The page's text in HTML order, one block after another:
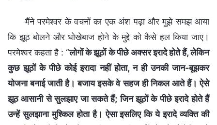
मैंने परमेश्वर के वचनों का एक अंश पढ़ा और मुझे समझ आया
कि झूठ बोलने और धोखेबाज होने के मुद्दे को कैसे हल किया जाए।
परमेश्वर कहता है : “लोगों के झूठों के पीछे अक्सर इरादे होते हैं, लेकिन
कुछ झूठों के पीछे कोई इरादा नहीं होता, न ही उनकी जान-बूझकर
योजना बनाई जाती है। बजाय इसके वे सहज ही निकल आते हैं। ऐसे
झूठ आसानी से सुलझाए जा सकते हैं; जिन झूठों के पीछे इरादे होते हैं
उन्हें सुलझाना मुश्किल होता है। ऐसा इसलिए कि ये इरादे व्यक्ति की